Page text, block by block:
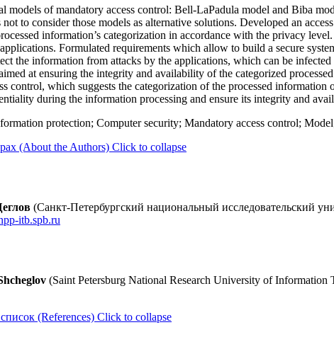
models of mandatory access control: Bell-LaPadula model and Biba
not to consider those models as alternative solutions. Developed an
information’s categorization in accordance with the privacy
Formulated requirements which allow to build a secure
the information from attacks by the applications, which can be
at ensuring the integrity and availability of the categorized
control, which suggests the categorization of the processed
during the information processing and ensure its integrity and
protection; Computer security; Mandatory access control;
(About the Authors) Click to collapse
(Санкт-Петербургский национальный исследовательский
itb.spb.ru
(Saint Petersburg National Research University of Information
(References) Click to collapse